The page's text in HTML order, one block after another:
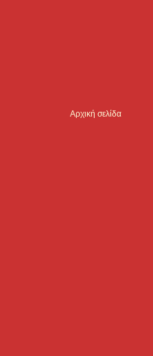
Αρχική σελίδα